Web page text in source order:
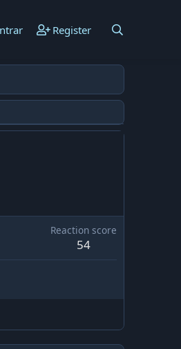
Register
Reaction score
54